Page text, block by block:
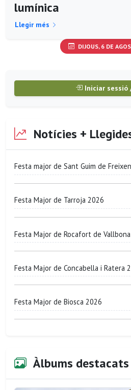
lumínica
Llegir més
DIJOUS, 6 DE
Iniciar sessió
Notícies +
Festa major de Sant Guim de
Festa Major de Tarroja 2026
Festa Major de Rocafort de
Festa Major de Concabella i Ratera
Festa Major de Biosca 2026
Àlbums destacats